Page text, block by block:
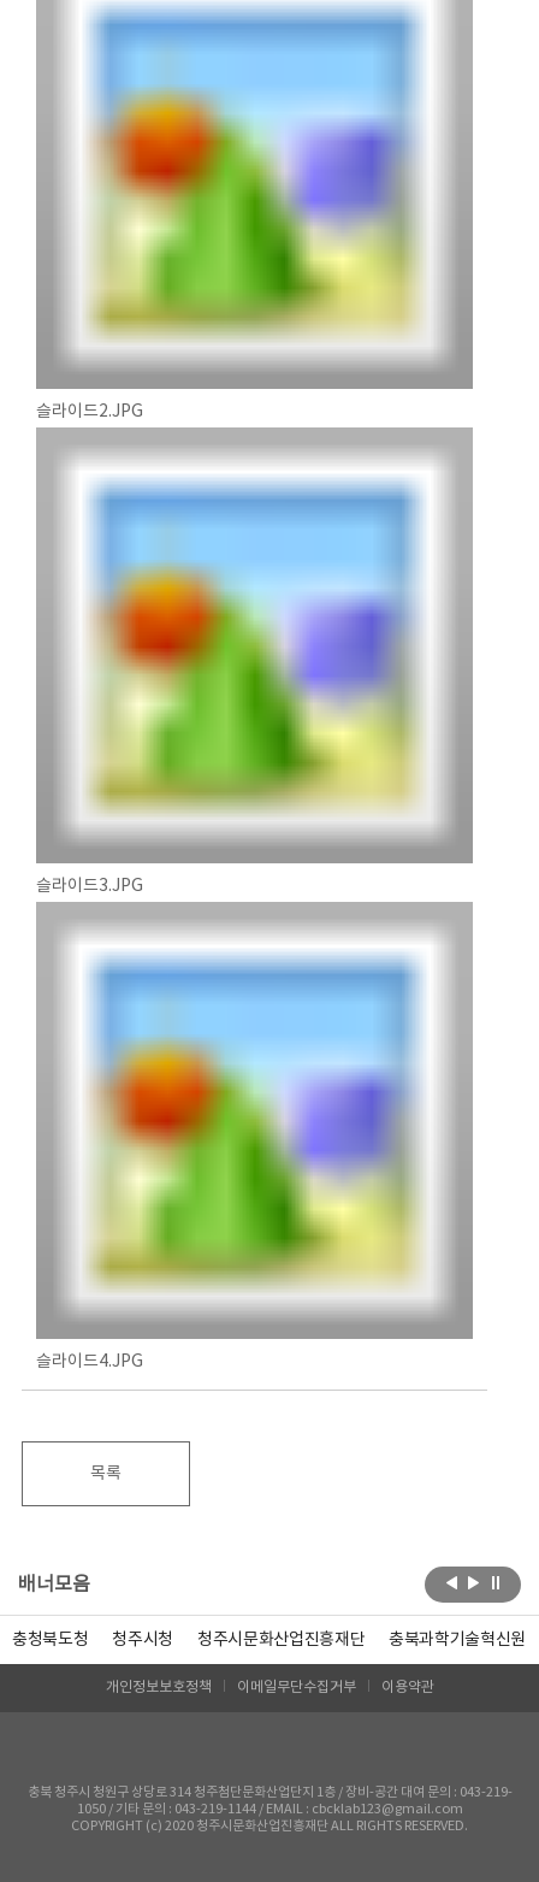
슬라이드2.JPG
슬라이드3.JPG
슬라이드4.JPG
목록
배너모음
충청북도청 청주시청 청주시문화산업진흥재단 충북과학기술혁신원
개인정보보호정책 이메일무단수집거부 이용약관
충북 청주시 청원구 상당로 314 청주첨단문화산업단지 1층 / 장비-공간 대여 문의 : 043-219-
1050 / 기타 문의 : 043-219-1144 / EMAIL : cbcklab123@gmail.com
COPYRIGHT (c) 2020 청주시문화산업진흥재단 ALL RIGHTS RESERVED.